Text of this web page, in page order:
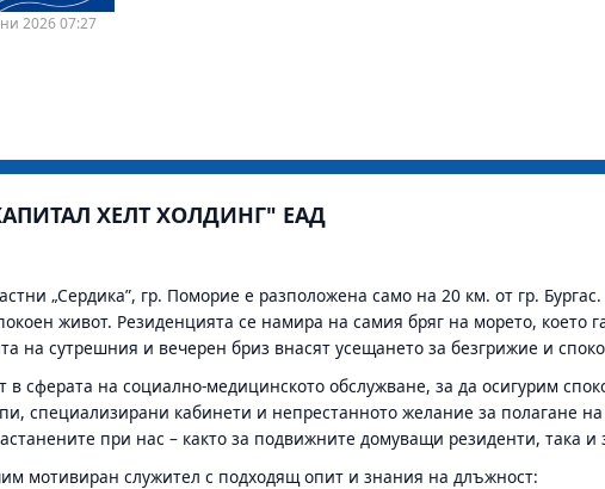
2026 07:27
ХЕЛТ ХОЛДИНГ" ЕАД
„Сердика”, гр. Поморие е разположена само на 20 км. от гр.
живот. Резиденцията се намира на самия бряг на морето, което
на сутрешния и вечерен бриз внасят усещането за безгрижие и
в сферата на социално-медицинското обслужване, за да осигурим
специализирани кабинети и непрестанното желание за полагане на
при нас – както за подвижните домуващи резиденти, така
мотивиран служител с подходящ опит и знания на длъжност: